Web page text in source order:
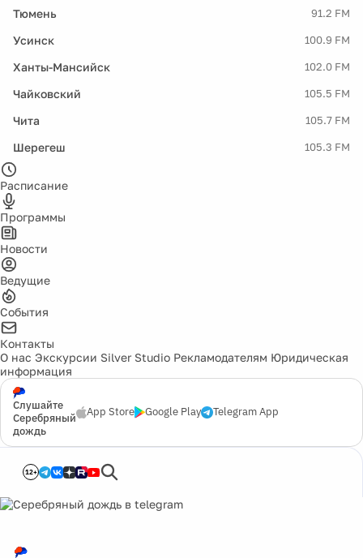
Тюмень 91.2 FM
Усинск 100.9 FM
Ханты-Мансийск 102.0 FM
Чайковский 105.5 FM
Чита 105.7 FM
Шерегеш 105.3 FM
Расписание
Программы
Новости
Ведущие
События
Контакты
О нас Экскурсии Silver Studio Рекламодателям Юридическая
информация
Слушайте
Серебряный
дождь
App Store Google Play Telegram App
12+